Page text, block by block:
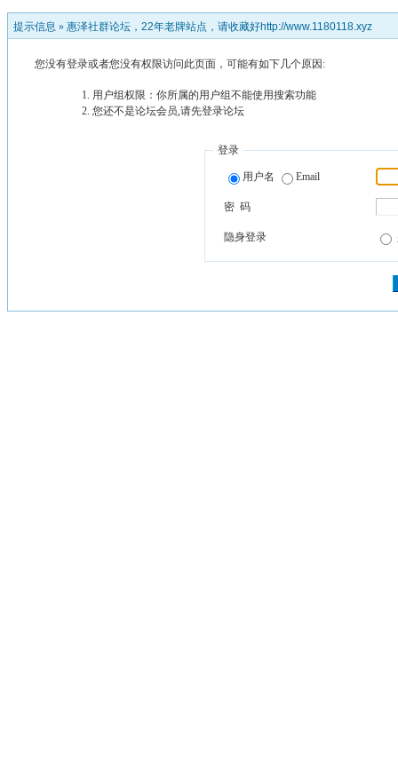
提示信息 » 惠泽社群论坛，22年老牌站点，请收藏好http://www.1180118.xyz
您没有登录或者您没有权限访问此页面，可能有如下几个原因:
用户组权限：你所属的用户组不能使用搜索功能
您还不是论坛会员,请先登录论坛
登录
用户名 Email
密 码
隐身登录